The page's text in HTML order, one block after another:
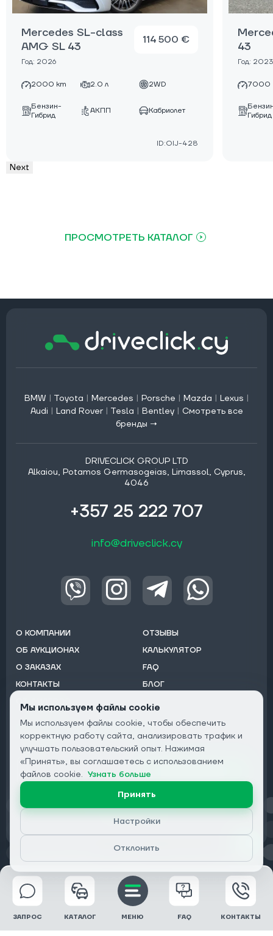
Mercedes SL-class
AMG SL 43
Год: 2026
114 500 €
2000 km 2.0 л 2WD
Бензин-
Гибрид
АКПП Кабриолет
ID:OIJ-428
43
Год: 2023
7000
Гибрид
Next
ПРОСМОТРЕТЬ КАТАЛОГ
BMW | Toyota | Mercedes | Porsche | Mazda | Lexus |
Audi | Land Rover | Tesla | Bentley | Смотреть все
бренды →
DRIVECLICK GROUP LTD
Alkaiou, Potamos Germasogeias, Limassol, Cyprus,
4046
+357 25 222 707
info@driveclick.cy
О КОМПАНИИ
ОБ АУКЦИОНАХ
О ЗАКАЗАХ
КОНТАКТЫ
ОТЗЫВЫ
КАЛЬКУЛЯТОР
FAQ
БЛОГ
Подписаться на рассылку:
Email
Конфиденциальность
© 2026 DRIVECLICK GROUP LTD | Все права защищены
ЗАПРОС КАТАЛОГ МЕНЮ FAQ КОНТАКТЫ
Мы используем файлы cookie
Мы используем файлы cookie, чтобы обеспечить
корректную работу сайта, анализировать трафик и
улучшать пользовательский опыт. Нажимая
«Принять», вы соглашаетесь с использованием
файлов cookie. Узнать больше
Принять
Настройки
Отклонить